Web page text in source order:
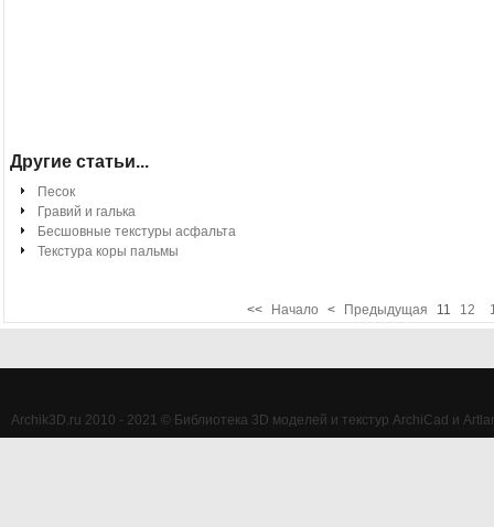
Другие статьи...
Песок
Гравий и галька
Бесшовные текстуры асфальта
Текстура коры пальмы
<< Начало < Предыдущая 11 12
Archik3D.ru 2010 - 2021 © Библиотека 3D моделей и текстур ArchiCad и